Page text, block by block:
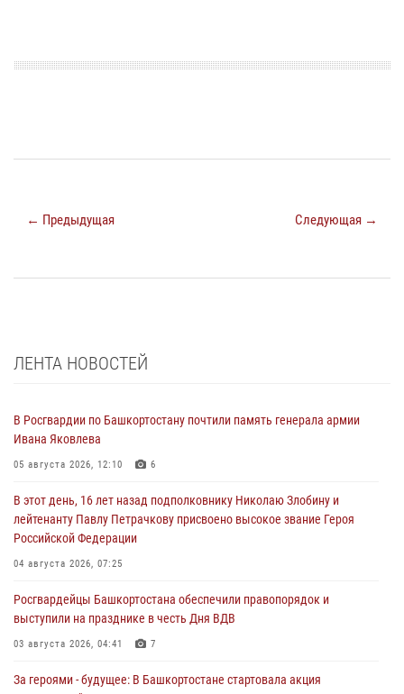
← Предыдущая Следующая →
ЛЕНТА НОВОСТЕЙ
В Росгвардии по Башкортостану почтили память генерала армии
Ивана Яковлева
05 августа 2026, 12:10 6
В этот день, 16 лет назад подполковнику Николаю Злобину и
лейтенанту Павлу Петрачкову присвоено высокое звание Героя
Российской Федерации
04 августа 2026, 07:25
Росгвардейцы Башкортостана обеспечили правопорядок и
выступили на празднике в честь Дня ВДВ
03 августа 2026, 04:41 7
За героями - будущее: В Башкортостане стартовала акция